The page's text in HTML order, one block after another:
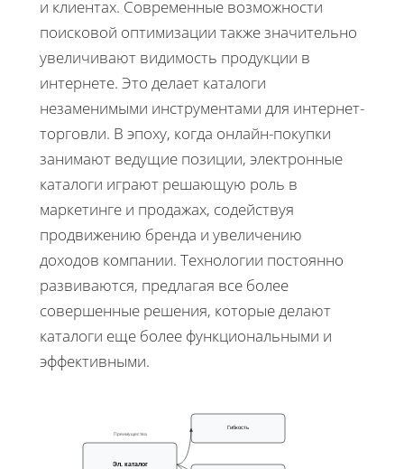
и клиентах. Современные возможности
поисковой оптимизации также значительно
увеличивают видимость продукции в
интернете. Это делает каталоги
незаменимыми инструментами для интернет-
торговли. В эпоху, когда онлайн-покупки
занимают ведущие позиции, электронные
каталоги играют решающую роль в
маркетинге и продажах, содействуя
продвижению бренда и увеличению
доходов компании. Технологии постоянно
развиваются, предлагая все более
совершенные решения, которые делают
каталоги еще более функциональными и
эффективными.
Эл. каталог
Гибкость
Преимущества